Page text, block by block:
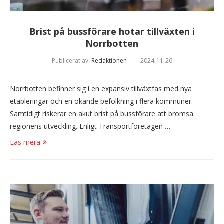
Brist på bussförare hotar tillväxten i
Norrbotten
Publicerat av: Redaktionen 2024-11-26
Norrbotten befinner sig i en expansiv tillväxtfas med nya
etableringar och en ökande befolkning i flera kommuner.
Samtidigt riskerar en akut brist på bussförare att bromsa
regionens utveckling. Enligt Transportföretagen …
Läs mera